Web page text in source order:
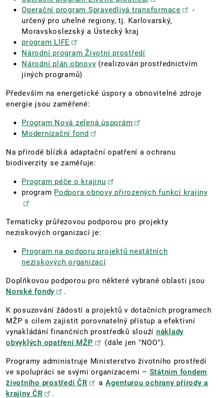
Operační program Spravedlivá transformace
-
určený pro uhelné regiony, tj. Karlovarský,
Moravskoslezský a Ústecký kraj
program LIFE
Národní program Životní prostředí
Národní plán obnovy (realizován prostřednictvím
jiných programů)
Především na energetické úspory a obnovitelné zdroje
energie jsou zaměřené:
Program Nová zelená úsporám
Modernizační fond
Na přírodě blízká adaptační opatření a ochranu
biodiverzity se zaměřuje:
Program péče o krajinu
program Podpora obnovy přirozených funkcí krajiny
Tematicky průřezovou podporou pro projekty
neziskových organizací je:
Program na podporu projektů nestátních
neziskových organizací
Doplňkovou podporou pro některé vybrané oblasti jsou
Norské fondy
.
K posuzování žádostí a projektů v dotačních programech
MŽP s cílem zajistit porovnatelný přístup a efektivní
vynakládání finančních prostředků slouží náklady
obvyklých opatření MŽP
(dále jen "NOO").
Programy administruje Ministerstvo životního prostředí
ve spolupráci se svými organizacemi – Státním fondem
životního prostředí ČR
a Agenturou ochrany přírody a
krajiny ČR
.